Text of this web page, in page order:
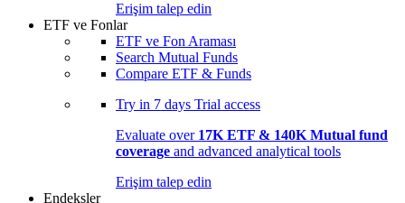
Erişim talep edin
ETF ve Fonlar
ETF ve Fon Araması
Search Mutual Funds
Compare ETF & Funds
Try in 7 days Trial access
Evaluate over 17K ETF & 140K Mutual fund
coverage and advanced analytical tools
Erişim talep edin
Endeksler